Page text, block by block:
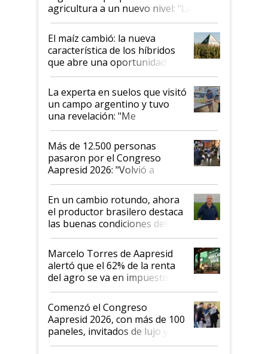
agricultura a un nuevo nivel: "Las
posibilidades de crecimiento son
infinitas"
El maíz cambió: la nueva
característica de los híbridos
que abre una oportunidad en
el lote
La experta en suelos que visitó
un campo argentino y tuvo
una revelación: "Me
impresionó mucho"
Más de 12.500 personas
pasaron por el Congreso
Aapresid 2026: "Volvió a
demostrar que hablar del
suelo es hablar de todo el
sistema productivo"
En un cambio rotundo, ahora
el productor brasilero destaca
las buenas condiciones del
agro argentino para invertir:
"Los veo más motivados"
Marcelo Torres de Aapresid
alertó que el 62% de la renta
del agro se va en impuestos:
"No es bueno que en
Argentina se sigan discutiendo
las mismas cosas de hace 50
años"
Comenzó el Congreso
Aapresid 2026, con más de 100
paneles, invitados de lujo y
todas las tendencias